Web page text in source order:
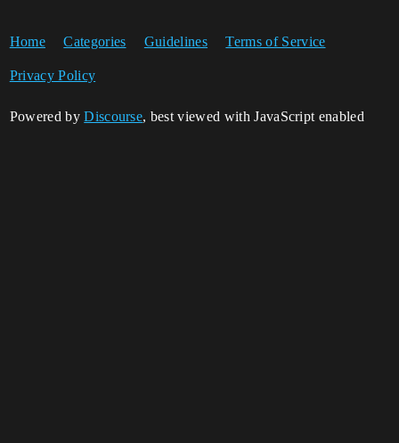
Home Categories Guidelines Terms of Service
Privacy Policy
Powered byDiscourse, best viewed with JavaScript enabled